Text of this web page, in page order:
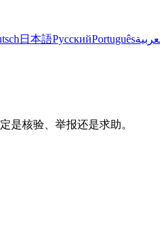
日本語РусскийPortuguês
是核验、举报还是求助。